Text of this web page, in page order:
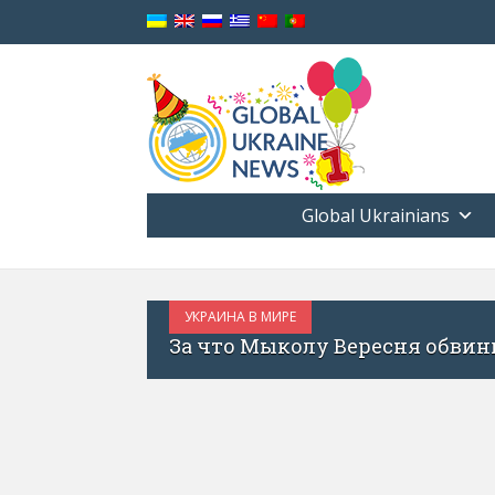
Global Ukrainians
Вересня обвинили в антиукраинской